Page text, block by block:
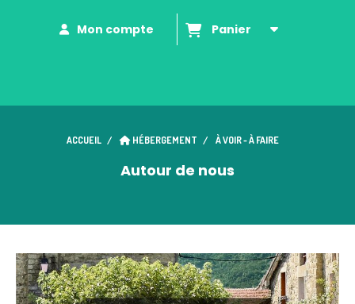
Mon compte Panier
ACCUEIL HÉBERGEMENT À VOIR - À FAIRE
Autour de nous